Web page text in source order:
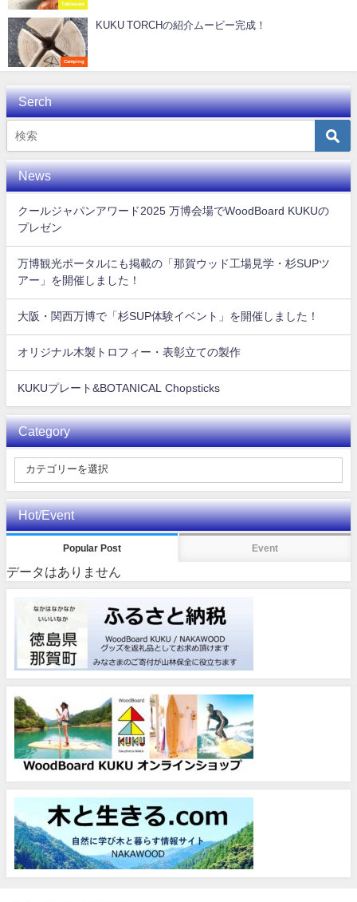
Tableware
Camping
KUKU TORCHの紹介ムービー完成！
Serch
News
クールジャパンアワード2025 万博会場でWoodBoard KUKUの
プレゼン
万博観光ポータルにも掲載の「那賀ウッド工場見学・杉SUPツ
アー」を開催しました！
大阪・関西万博で「杉SUP体験イベント」を開催しました！
オリジナル木製トロフィー・表彰立ての製作
KUKUプレート&BOTANICAL Chopsticks
Category
Hot/Event
Popular Post Event
データはありません